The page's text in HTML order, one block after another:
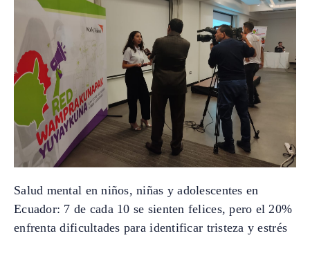
Salud mental en niños, niñas y adolescentes en
Ecuador: 7 de cada 10 se sienten felices, pero el 20%
enfrenta dificultades para identificar tristeza y estrés